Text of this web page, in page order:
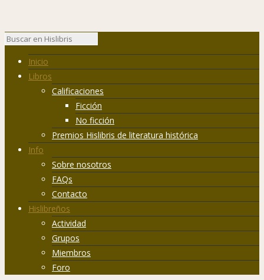
Inicio
Libros
Calificaciones
Ficción
No ficción
Premios Hislibris de literatura histórica
Info
Sobre nosotros
FAQs
Contacto
Hislibreños
Actividad
Grupos
Miembros
Foro